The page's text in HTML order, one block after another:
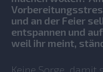
und an der Feier
entspannen und
weil ihr meint,